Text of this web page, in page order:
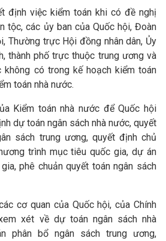
định việc kiểm toán khi có đề nghị
tộc, các ủy ban của Quốc hội, Đoàn
Thường trực Hội đồng nhân dân, Ủy
thành phố trực thuộc trung ương và
không có trong kế hoạch kiểm toán
toán nhà nước.
Kiểm toán nhà nước để Quốc hội
dự toán ngân sách nhà nước, quyết
sách trung ương, quyết định chủ
trình mục tiêu quốc gia, dự án
phê chuản quyết toán ngân sách
cơ quan của Quốc hội, của Chính
xét về dự toán ngân sách nhà
phân bổ ngân sách trung ương,